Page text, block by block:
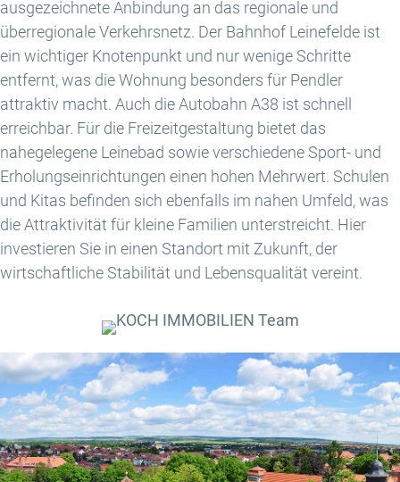
ausgezeichnete Anbindung an das regionale und
überregionale Verkehrsnetz. Der Bahnhof Leinefelde ist
ein wichtiger Knotenpunkt und nur wenige Schritte
entfernt, was die Wohnung besonders für Pendler
attraktiv macht. Auch die Autobahn A38 ist schnell
erreichbar. Für die Freizeitgestaltung bietet das
nahegelegene Leinebad sowie verschiedene Sport- und
Erholungseinrichtungen einen hohen Mehrwert. Schulen
und Kitas befinden sich ebenfalls im nahen Umfeld, was
die Attraktivität für kleine Familien unterstreicht. Hier
investieren Sie in einen Standort mit Zukunft, der
wirtschaftliche Stabilität und Lebensqualität vereint.